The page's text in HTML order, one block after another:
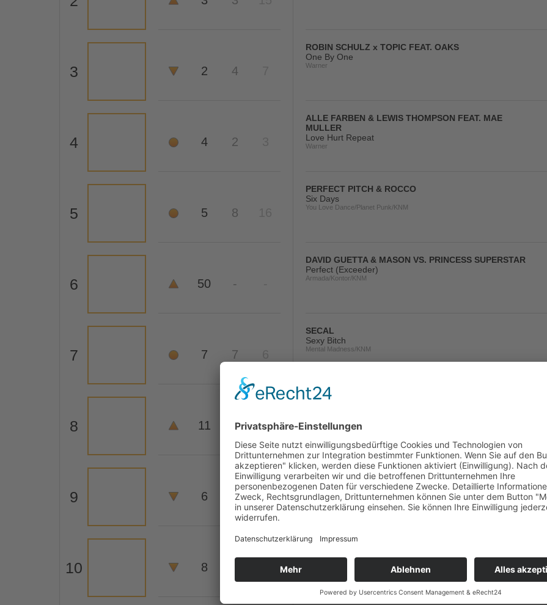
3 2 4
ROBIN SCHULZ x TOPIC FEAT. OAKS
One By One
Warner
4 4 2
ALLE FARBEN & LEWIS THOMPSON FEAT. MAE
MULLER
Love Hurt Repeat
Warner
5 5 8
PERFECT PITCH & ROCCO
Six Days
You Love Dance/Planet Punk/KNM
6 50 -
DAVID GUETTA & MASON VS. PRINCESS SUPERSTAR
Perfect (Exceeder)
Armada/Kontor/KNM
7 7 7 6
SECAL
Sexy Bitch
Mental Madness/KNM
8 11 18 -
T.NOIZE
9 6 5 4
ARMIN VAN BUUREN x GOODBOYS
Forever (Stay Like This)
Armada/Kontor/KNM
10 8
CJ STONE x VOODOO & SERANO x ROCCO
You Love Dance/Planet Punk/KNM